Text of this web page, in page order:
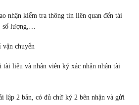
nhận kiểm tra thông tin liên quan đến tài
số lượng,…
vận chuyển
tài liệu và nhân viên ký xác nhận nhận tài
lập 2 bản, có đủ chữ ký 2 bên nhận và gửi